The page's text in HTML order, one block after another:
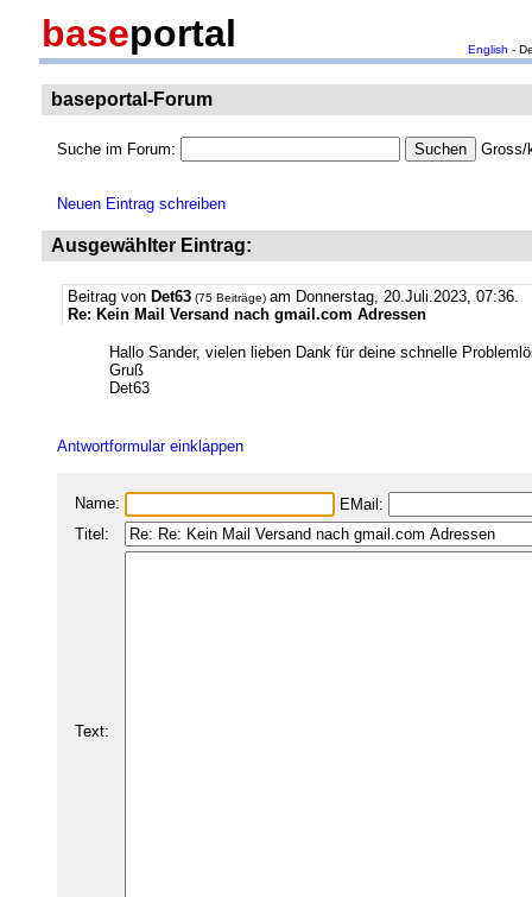
baseportal English -
baseportal-Forum
Suche im Forum: Gross/
Neuen Eintrag schreiben
Ausgewählter Eintrag:
Beitrag von Det63 (75 Beiträge) am Donnerstag, 20.Juli.2023, 07:36.
Re: Kein Mail Versand nach gmail.com Adressen
Hallo Sander, vielen lieben Dank für deine schnelle
Gruß
Det63
Antwortformular einklappen
Name:
EMail:
Titel:
Text: